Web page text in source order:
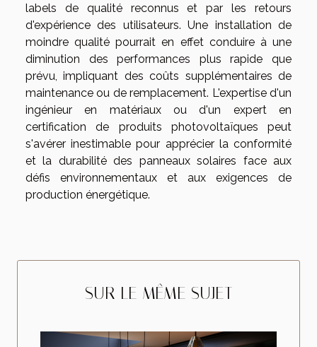
labels de qualité reconnus et par les retours
d'expérience des utilisateurs. Une installation de
moindre qualité pourrait en effet conduire à une
diminution des performances plus rapide que
prévu, impliquant des coûts supplémentaires de
maintenance ou de remplacement. L'expertise d'un
ingénieur en matériaux ou d'un expert en
certification de produits photovoltaïques peut
s'avérer inestimable pour apprécier la conformité
et la durabilité des panneaux solaires face aux
défis environnementaux et aux exigences de
production énergétique.
SUR LE MÊME SUJET